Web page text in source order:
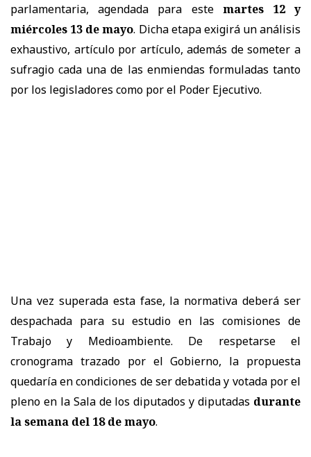
parlamentaria, agendada para este martes 12 y
miércoles 13 de mayo. Dicha etapa exigirá un análisis
exhaustivo, artículo por artículo, además de someter a
sufragio cada una de las enmiendas formuladas tanto
por los legisladores como por el Poder Ejecutivo.
Una vez superada esta fase, la normativa deberá ser
despachada para su estudio en las comisiones de
Trabajo y Medioambiente. De respetarse el
cronograma trazado por el Gobierno, la propuesta
quedaría en condiciones de ser debatida y votada por el
pleno en la Sala de los diputados y diputadas durante
la semana del 18 de mayo.